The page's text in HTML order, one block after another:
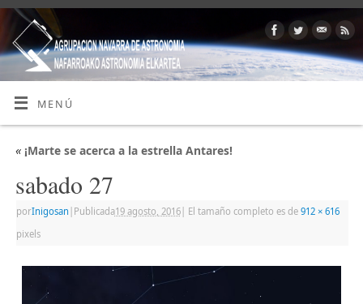
MENÚ
«¡Marte se acerca a la estrella Antares!
sabado 27
porInigosan Publicada19 agosto, 2016| El tamaño completo es de 912 × 616
pixels